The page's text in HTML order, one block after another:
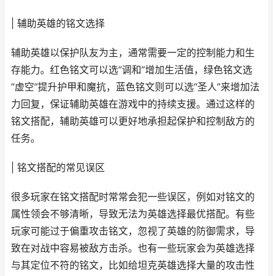
| 辅助英雄的铭文选择
辅助英雄以保护队友为主，通常需要一定的控制能力和生
存能力。红色铭文可以选“调和”增加生活值，绿色铭文选
“虚空”提升护甲和魔抗，蓝色铭文则可以选“圣人”来增加法
力回复，保证辅助英雄在游戏中的持续支援。通过这样的
铭文搭配，辅助英雄可以更好地承担起保护和控制敌方的
任务。
| 铭文搭配的常见误区
很多玩家在铭文搭配时常常会犯一些误区，例如对铭文的
属性领会不够清晰，导致无法为英雄选择最优搭配。有些
玩家可能过于偏重攻击铭文，忽视了英雄的防御需求，导
致在对战中容易被敌方击杀。也有一些玩家会为英雄选择
与其定位不符的铭文，比如给坦克英雄选择大量的攻击性